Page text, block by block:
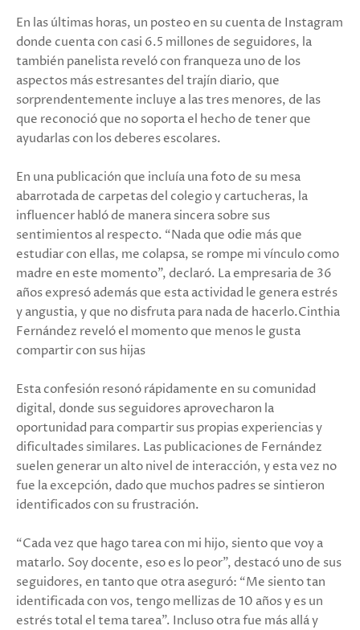
En las últimas horas, un posteo en su cuenta de Instagram
donde cuenta con casi 6.5 millones de seguidores, la
también panelista reveló con franqueza uno de los
aspectos más estresantes del trajín diario, que
sorprendentemente incluye a las tres menores, de las
que reconoció que no soporta el hecho de tener que
ayudarlas con los deberes escolares.
En una publicación que incluía una foto de su mesa
abarrotada de carpetas del colegio y cartucheras, la
influencer habló de manera sincera sobre sus
sentimientos al respecto. “Nada que odie más que
estudiar con ellas, me colapsa, se rompe mi vínculo como
madre en este momento”, declaró. La empresaria de 36
años expresó además que esta actividad le genera estrés
y angustia, y que no disfruta para nada de hacerlo.Cinthia
Fernández reveló el momento que menos le gusta
compartir con sus hijas
Esta confesión resonó rápidamente en su comunidad
digital, donde sus seguidores aprovecharon la
oportunidad para compartir sus propias experiencias y
dificultades similares. Las publicaciones de Fernández
suelen generar un alto nivel de interacción, y esta vez no
fue la excepción, dado que muchos padres se sintieron
identificados con su frustración.
“Cada vez que hago tarea con mi hijo, siento que voy a
matarlo. Soy docente, eso es lo peor”, destacó uno de sus
seguidores, en tanto que otra aseguró: “Me siento tan
identificada con vos, tengo mellizas de 10 años y es un
estrés total el tema tarea”. Incluso otra fue más allá y